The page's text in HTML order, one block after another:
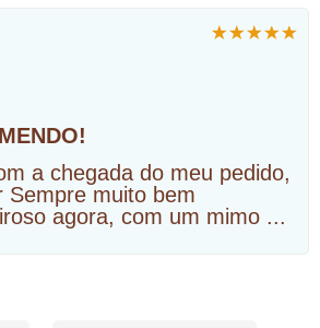
a chegada do meu pedido,
Sempre muito bem
agora, com um mimo ...